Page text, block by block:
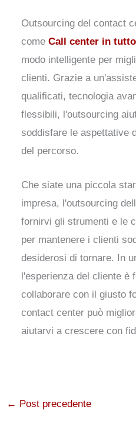
Outsourcing del contact
comeCall center in
modo intelligente per
clienti. Grazie a
qualificati, tecnologia
flessibili, l'outsourcing
soddisfare le aspettative
del percorso.
Che siate una piccola
impresa, l'outsourcing
fornirvi gli strumenti e le
per mantenere i clienti
desiderosi di tornare. In
l'esperienza del cliente è
collaborare con il giusto
contact center può
aiutarvi a crescere con
← Post precedente